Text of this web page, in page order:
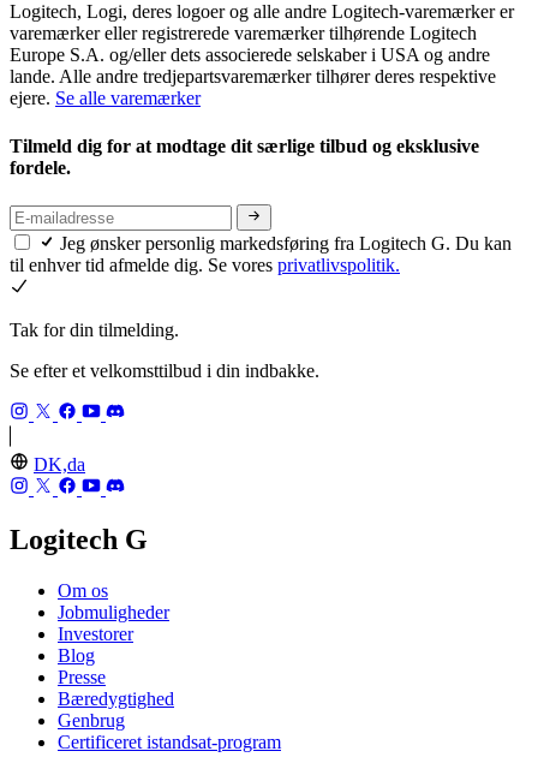
Logitech, Logi, deres logoer og alle andre Logitech-varemærker er
varemærker eller registrerede varemærker tilhørende Logitech
Europe S.A. og/eller dets associerede selskaber i USA og andre
lande. Alle andre tredjepartsvaremærker tilhører deres respektive
ejere. Se alle varemærker
Tilmeld dig for at modtage dit særlige tilbud og eksklusive
fordele.
Jeg ønsker personlig markedsføring fra Logitech G. Du kan
til enhver tid afmelde dig. Se vores privatlivspolitik.
Tak for din tilmelding.
Se efter et velkomsttilbud i din indbakke.
DK,da
Logitech G
Om os
Jobmuligheder
Investorer
Blog
Presse
Bæredygtighed
Genbrug
Certificeret istandsat-program